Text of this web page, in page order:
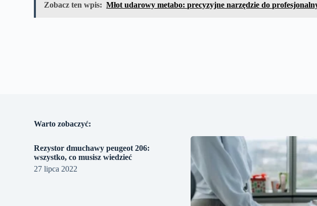
Zobacz ten wpis: Młot udarowy metabo: precyzyjne narzędzie do
Warto zobaczyć:
Rezystor dmuchawy peugeot 206:
wszystko, co musisz wiedzieć
27 lipca 2022